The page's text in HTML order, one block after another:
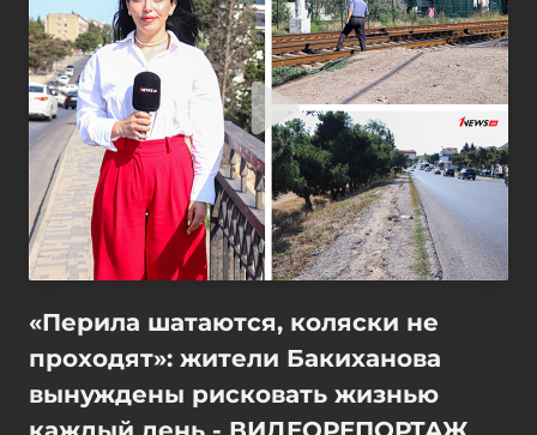
«Перила шатаются, коляски не
проходят»: жители Бакиханова
вынуждены рисковать жизнью